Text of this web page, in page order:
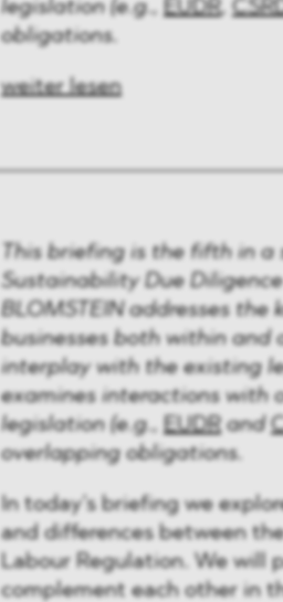
legislation (e.g., EUDR,
obligations.
weiter lesen
This briefing is the fifth in a
Sustainability Due
BLOMSTEIN addresses
businesses both within and
interplay with the existing
examines interactions with
legislation (e.g., EUDRand
overlapping obligations.
In today’s briefing we
and differences between
Labour Regulation. We will
complement each other in